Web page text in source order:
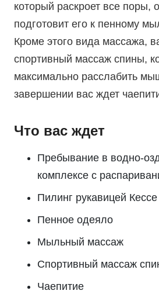
который раскроет все поры,
подготовит его к пенному
Кроме этого вида массажа,
спортивный массаж спины,
максимально расслабить
завершении вас ждет
Что вас ждет
Пребывание в водно-
комплексе с
Пилинг рукавицей Кессе
Пенное одеяло
Мыльный массаж
Спортивный массаж
Чаепитие